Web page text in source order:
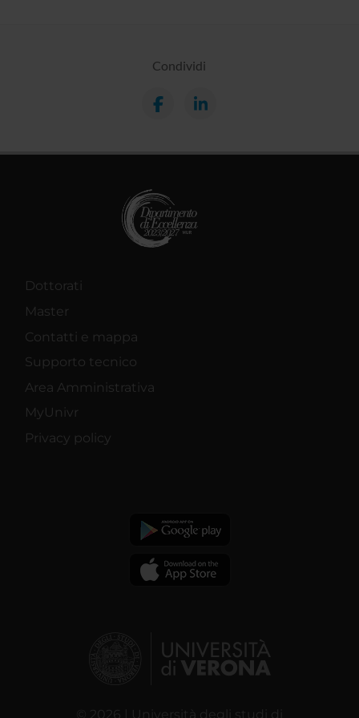
Condividi
Dottorati
Master
Contatti e mappa
Supporto tecnico
Area Amministrativa
MyUnivr
Privacy policy
© 2026 | Università degli studi di